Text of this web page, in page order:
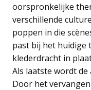
oorspronkelijke
verschillende
poppen in die
past bij het huidige
klederdracht in
Als laatste wordt
Door het